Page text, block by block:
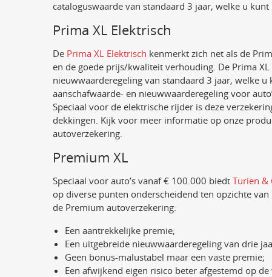
cataloguswaarde van standaard 3 jaar, welke u
Prima XL Elektrisch
De Prima XL Elektrisch kenmerkt zich net als de
en de goede prijs/kwaliteit verhouding. De Prima XL
nieuwwaarderegeling van standaard 3 jaar, welke
aanschafwaarde- en nieuwwaarderegeling voor
Speciaal voor de elektrische rijder is deze
dekkingen. Kijk voor meer informatie op onze
autoverzekering.
Premium XL
Speciaal voor auto’s vanaf € 100.000 biedt Turien &
op diverse punten onderscheidend ten opzichte
de Premium autoverzekering:
Een aantrekkelijke premie;
Een uitgebreide nieuwwaarderegeling van drie
Geen bonus-malustabel maar een vaste premie;
Een afwijkend eigen risico beter afgestemd op